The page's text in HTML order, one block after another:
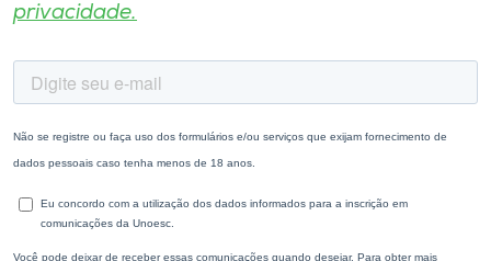
privacidade.